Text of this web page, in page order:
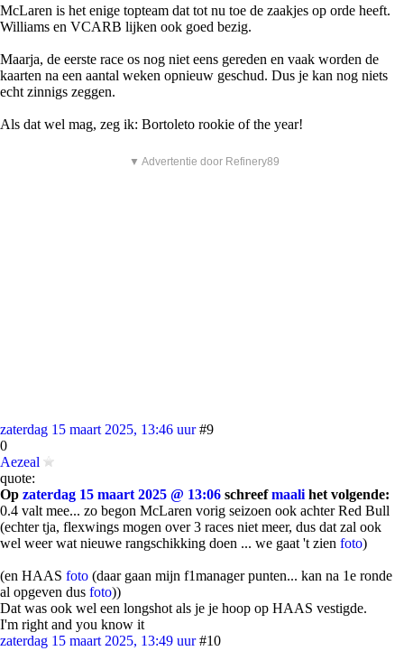
McLaren is het enige topteam dat tot nu toe de zaakjes op orde heeft.
Williams en VCARB lijken ook goed bezig.
Maarja, de eerste race os nog niet eens gereden en vaak worden de
kaarten na een aantal weken opnieuw geschud. Dus je kan nog niets
echt zinnigs zeggen.
Als dat wel mag, zeg ik: Bortoleto rookie of the year!
▼ Advertentie door Refinery89
zaterdag 15 maart 2025, 13:46 uur #9
0
Aezeal
quote:
Op zaterdag 15 maart 2025 @ 13:06 schreefmaali het volgende:
0.4 valt mee... zo begon McLaren vorig seizoen ook achter Red Bull
(echter tja, flexwings mogen over 3 races niet meer, dus dat zal ook
wel weer wat nieuwe rangschikking doen ... we gaat 't zien foto)
(en HAAS foto (daar gaan mijn f1manager punten... kan na 1e ronde
al opgeven dus foto))
Dat was ook wel een longshot als je je hoop op HAAS vestigde.
I'm right and you know it
zaterdag 15 maart 2025, 13:49 uur #10